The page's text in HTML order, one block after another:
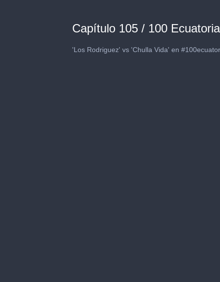
Capítulo 105 / 100
'Los Rodriguez' vs 'Chulla Vida' en